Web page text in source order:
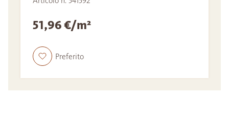
51,96 €/m²
Preferito